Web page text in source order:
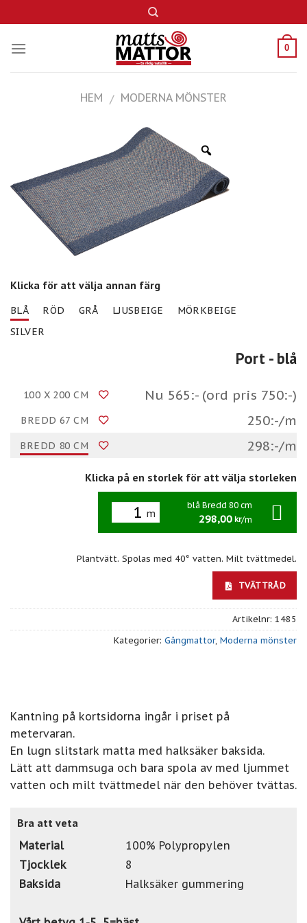
to
content
0
HEM / MODERNA MÖNSTER
Klicka för att välja annan färg
BLÅ RÖD GRÅ LJUSBEIGE
MÖRKBEIGE
SILVER
Port - blå
100 X 200 CM Nu 565:- (ord pris 750:-)
BREDD 67 CM 250:-/m
BREDD 80 CM 298:-/m
Klicka på en storlek för att välja storleken
m
blå Bredd 80 cm
298,00 kr/m
Plantvätt. Spolas med 40° vatten. Milt tvättmedel.
TVÄTTRÅD
Artikelnr: 1485
Kategorier: Gångmattor, Moderna mönster
Kantning på kortsidorna ingår i priset på
metervaran.
En lugn slitstark matta med halksäker baksida.
Lätt att dammsuga och bara spola av med ljummet
vatten och milt tvättmedel när den behöver tvättas.
Bra att veta
Material
100% Polypropylen
Tjocklek
8
Baksida
Halksäker gummering